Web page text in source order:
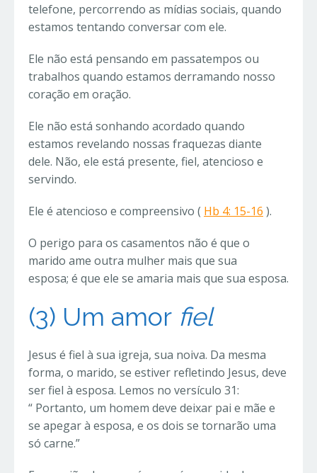
telefone, percorrendo as mídias sociais, quando
estamos tentando conversar com ele.
Ele não está pensando em passatempos ou
trabalhos quando estamos derramando nosso
coração em oração.
Ele não está sonhando acordado quando
estamos revelando nossas fraquezas diante
dele. Não, ele está presente, fiel, atencioso e
servindo.
Ele é atencioso e compreensivo ( Hb 4: 15-16 ).
O perigo para os casamentos não é que o
marido ame outra mulher mais que sua
esposa; é que ele se amaria mais que sua esposa.
(3) Um amor fiel
Jesus é fiel à sua igreja, sua noiva. Da mesma
forma, o marido, se estiver refletindo Jesus, deve
ser fiel à esposa. Lemos no versículo 31:
“ Portanto, um homem deve deixar pai e mãe e
se apegar à esposa, e os dois se tornarão uma
só carne.”